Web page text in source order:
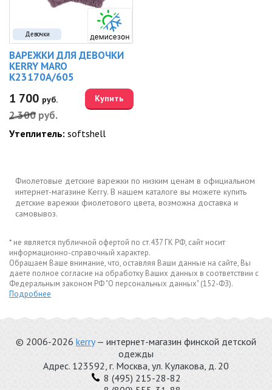
Девочки
ВАРЕЖКИ ДЛЯ ДЕВОЧКИ
KERRY MARO
K23170A/605
1 700 руб.
2 300 руб.
Купить
Утеплитель:softshell
Фиолетовые детские варежки по низким ценам в официальном
интернет-магазине Kerry. В нашем каталоге вы можете купить
детские варежки фиолетового цвета, возможна доставка и
самовывоз.
* не является публичной офертой по ст.437 ГК РФ, сайт носит
информационно-справочный характер.
Обращаем Ваше внимание, что, оставляя Ваши данные на сайте, Вы
даете полное согласие на обработку Ваших данных в соответствии с
Федеральным законом РФ "О персональных данных" (152-ФЗ).
Подробнее
© 2006-2026 kerry— интернет-магазин финской детской
одежды
Адрес. 123592, г. Москва, ул. Кулакова, д. 20
8 (495) 215-28-82